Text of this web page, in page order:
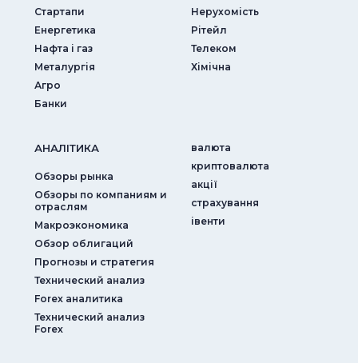
Стартапи
Енергетика
Нафта і газ
Металургія
Агро
Банки
Нерухомість
Рітейл
Телеком
Хімічна
АНАЛIТИКА
Обзоры рынка
Обзоры по компаниям и
отраслям
Макроэкономика
Обзор облигаций
Прогнозы и стратегия
Технический анализ
Forex аналитика
Технический анализ
Forex
валюта
криптовалюта
акції
страхування
iвенти